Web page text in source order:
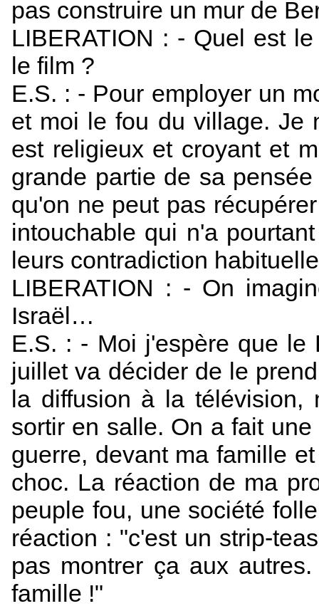
pas construire un mur de
LIBERATION : - Quel est
le film ?
E.S. : - Pour employer un
et moi le fou du village. Je
est religieux et croyant et
grande partie de sa
qu'on ne peut pas
intouchable qui n'a
leurs contradiction
LIBERATION : - On
Israël…
E.S. : - Moi j'espère que le
juillet va décider de le
la diffusion à la télévision,
sortir en salle. On a fait
guerre, devant ma famille
choc. La réaction de ma
peuple fou, une société
réaction : "c'est un strip-
pas montrer ça aux
famille !"